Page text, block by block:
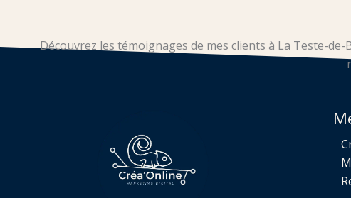
Découvrez les témoignages de mes clients à La Teste-